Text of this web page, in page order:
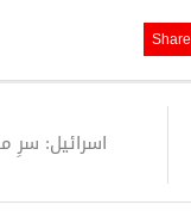
Share
اسرائیل: سرِ